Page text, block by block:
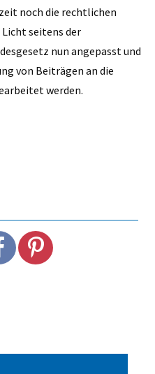
noch die rechtlichen
Licht seitens der
nun angepasst und
von Beiträgen an die
werden.